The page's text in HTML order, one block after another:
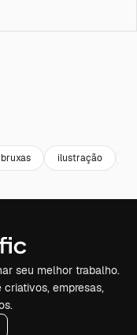
ilustração
seu melhor trabalho.
criativos, empresas,